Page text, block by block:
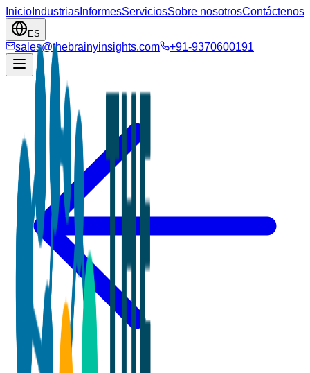
Inicio Industrias InformesServiciosSobre nosotrosContáctenos
ES
sales@thebrainyinsights.com +91-9370600191